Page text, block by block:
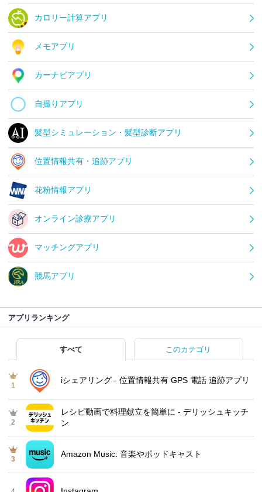
カロリー計算アプリ
メモアプリ
カーナビアプリ
自撮りアプリ
髪型シミュレーション・髪型診断アプリ
位置情報共有・追跡アプリ
花粉情報アプリ
オンライン診療アプリ
マッチングアプリ
競馬アプリ
アプリランキング
すべて このカテゴリ
1
iシェアリング - 位置情報共有 GPS 電話 追跡アプリ
2
レシピ動画で料理献立を簡単‪に - デリッシュキッチ
ン
3
Amazon Music: 音楽やポッドキャスト